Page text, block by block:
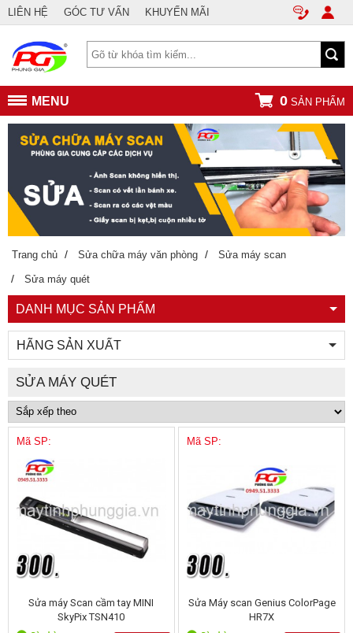
LIÊN HỆ GÓC TƯ VẤN KHUYẾN MÃI
MENU 0 SẢN PHẨM
Trang chủ / Sửa chữa máy văn phòng / Sửa máy scan
/ Sửa máy quét
DANH MỤC SẢN PHẨM
HÃNG SẢN XUẤT
SỬA MÁY QUÉT
Mã SP:
Sửa máy Scan cầm tay MINI
SkyPix TSN410
Mã SP:
Sửa Máy scan Genius ColorPage
HR7X